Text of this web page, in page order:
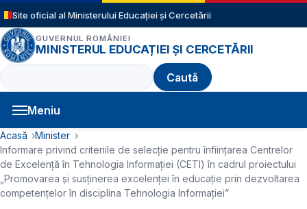
Sari la conținutul principal
Site oficial al Ministerului Educației și Cercetării
GUVERNUL ROMÂNIEI
MINISTERUL EDUCAȚIEI ȘI CERCETĂRII
Caută
Meniu
Navigație principală
Cale de navigare
Acasă
Minister
Informare privind criteriile de selecție pentru înființarea Centrelor
de Excelență în Tehnologia Informației (CETI) în cadrul proiectului
„Promovarea și susținerea excelenței în educație prin dezvoltarea
competențelor în disciplina Tehnologia Informației”